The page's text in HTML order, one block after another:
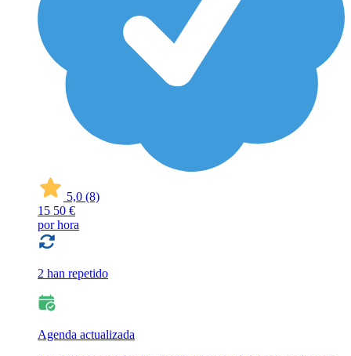
5,0 (8)
15 50 €
por hora
2 han repetido
Agenda actualizada